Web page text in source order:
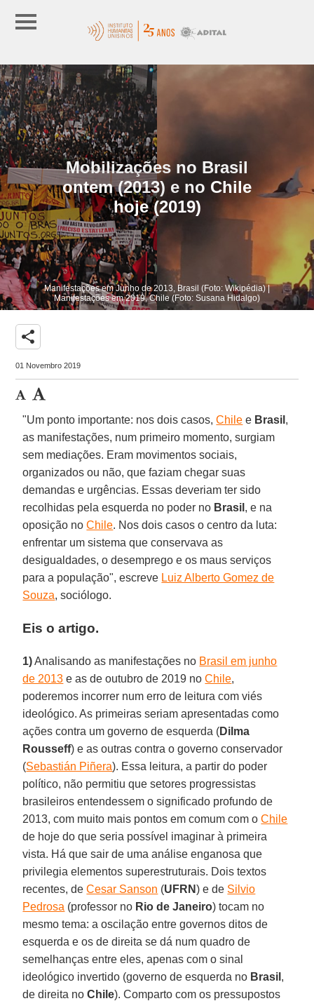
Mobilizações no Brasil
ontem (2013) e no Chile
hoje (2019)
Manifestações em Junho de 2013, Brasil (Foto: Wikipédia) |
Manifestações em 2019, Chile (Foto: Susana Hidalgo)
share
01 Novembro 2019
"Um ponto importante: nos dois casos,Chile e Brasil ,
as manifestações, num primeiro momento, surgiam
sem mediações. Eram movimentos sociais,
organizados ou não, que faziam chegar suas
demandas e urgências. Essas deveriam ter sido
recolhidas pela esquerda no poder no Brasil , e na
oposição noChile. Nos dois casos o centro da luta:
enfrentar um sistema que conservava as
desigualdades, o desemprego e os maus serviços
para a população", escreve Luiz Alberto Gomez de
Souza, sociólogo.
Eis o artigo.
1)Analisando as manifestações no Brasil em junho
de 2013 e as de outubro de 2019 noChile,
poderemos incorrer num erro de leitura com viés
ideológico. As primeiras seriam apresentadas como
ações contra um governo de esquerda (Dilma
Rousseff) e as outras contra o governo conservador
(Sebastián Piñera). Essa leitura, a partir do poder
político, não permitiu que setores progressistas
brasileiros entendessem o significado profundo de
2013, com muito mais pontos em comum com oChile
de hoje do que seria possível imaginar à primeira
vista. Há que sair de uma análise enganosa que
privilegia elementos superestruturais. Dois textos
recentes, deCesar Sanson (UFRN) e de Silvio
Pedrosa (professor no Rio de Janeiro) tocam no
mesmo tema: a oscilação entre governos ditos de
esquerda e os de direita se dá num quadro de
semelhanças entre eles, apenas com o sinal
ideológico invertido (governo de esquerda no Brasil ,
de direita noChile). Comparto com os pressupostos